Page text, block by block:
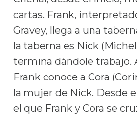
cartas. Frank,
Gravey, llega a una
la taberna es Nick
termina dándole trabajo.
Frank conoce a Cora
la mujer de Nick. Desde
el que Frank y Cora se